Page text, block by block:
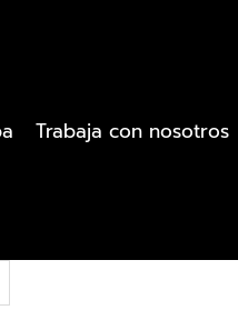
Trabaja con nosotros